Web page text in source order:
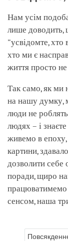
Нам усім
лише доводить,
"усвідомте, хто
хто ми є
життя просто
Так само, як ми
на нашу думку,
люди не
людях – і
живемо в епоху,
картини,
дозволити
поради, щиро
працюватимемо
сенсом, наша